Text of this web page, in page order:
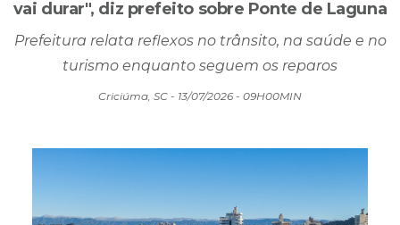
vai durar", diz prefeito sobre Ponte de Laguna
Prefeitura relata reflexos no trânsito, na saúde e no
turismo enquanto seguem os reparos
Criciúma, SC - 13/07/2026 - 09H00MIN